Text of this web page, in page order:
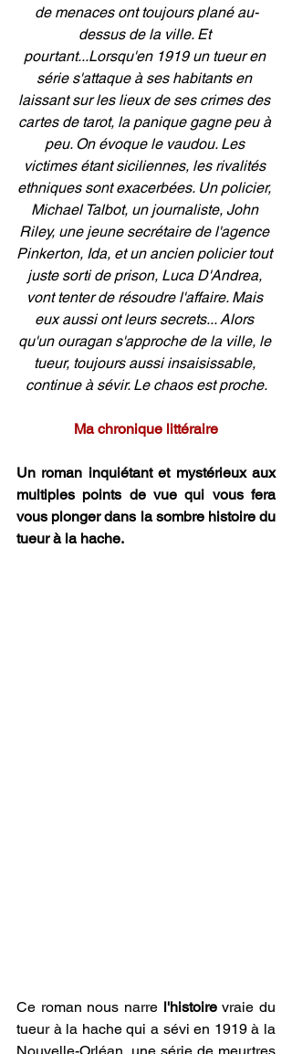
de menaces ont toujours plané au-
dessus de la ville. Et
pourtant...Lorsqu'en 1919 un tueur en
série s'attaque à ses habitants en
laissant sur les lieux de ses crimes des
cartes de tarot, la panique gagne peu à
peu. On évoque le vaudou. Les
victimes étant siciliennes, les rivalités
ethniques sont exacerbées. Un policier,
Michael Talbot, un journaliste, John
Riley, une jeune secrétaire de l'agence
Pinkerton, Ida, et un ancien policier tout
juste sorti de prison, Luca D'Andrea,
vont tenter de résoudre l'affaire. Mais
eux aussi ont leurs secrets... Alors
qu'un ouragan s'approche de la ville, le
tueur, toujours aussi insaisissable,
continue à sévir. Le chaos est proche.
Ma chronique littéraire
Un roman inquiétant et mystérieux aux
multiples points de vue qui vous fera
vous plonger dans la sombre histoire du
tueur à la hache.
Ce roman nous narre l'histoire vraie du
tueur à la hache qui a sévi en 1919 à la